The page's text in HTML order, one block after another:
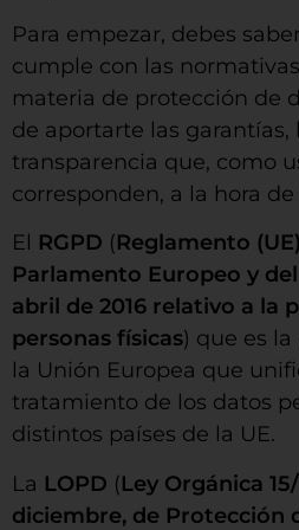
Para empezar, debes
cumple con las
materia de protección de
de aportarte las garantías,
transparencia que, como
corresponden, a la hora
El RGPD (Reglamento
Parlamento Europeo y
abril de 2016 relativo a la
personas físicas) que es
la Unión Europea que
tratamiento de los datos
distintos países de la UE.
La LOPD (Ley Orgánica
diciembre, de Protección